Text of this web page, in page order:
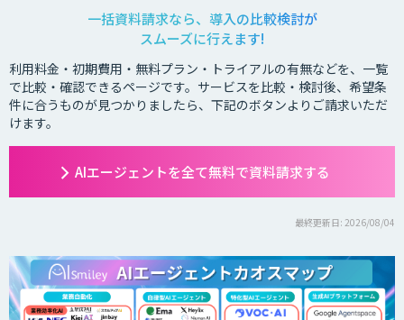
一括資料請求なら、導入の比較検討が
スムーズに行えます!
利用料金・初期費用・無料プラン・トライアルの有無などを、一覧
で比較・確認できるページです。サービスを比較・検討後、希望条
件に合うものが見つかりましたら、下記のボタンよりご請求いただ
けます。
AIエージェントを全て無料で資料請求する
最終更新日: 2026/08/04